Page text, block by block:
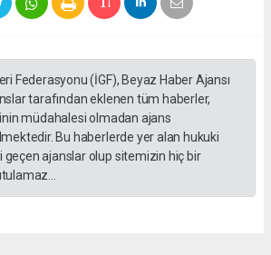
Federasyonu (İGF), Beyaz Haber Ajansı
tarafından eklenen tüm haberler,
müdahalesi olmadan ajans
Bu haberlerde yer alan hukuki
ajanslar olup sitemizin hiç bir